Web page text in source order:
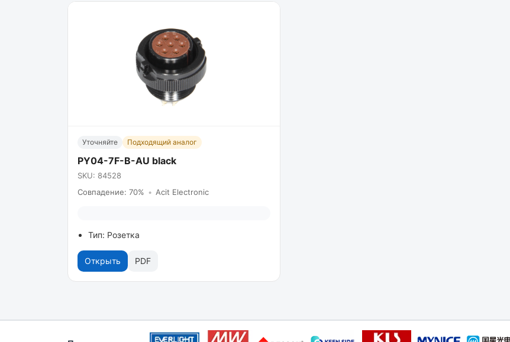
Уточняйте Подходящий аналог
PY04-7F-B-AU black
SKU: 84528
Совпадение: 70% • Acit Electronic
Тип: Розетка
Открыть PDF